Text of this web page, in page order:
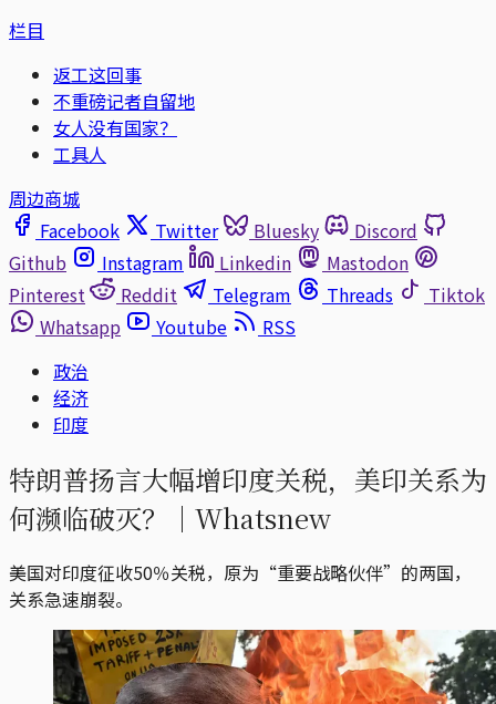
栏目
返工这回事
不重磅记者自留地
女人没有国家？
工具人
周边商城
Facebook
Twitter Bluesky
Discord
Github
Instagram Linkedin
Mastodon
Pinterest
Reddit Telegram Threads
Tiktok
Whatsapp
Youtube
RSS
政治
经济
印度
特朗普扬言大幅增印度关税，美印关系为
何濒临破灭？｜Whatsnew
美国对印度征收50％关税，原为“重要战略伙伴”的两国，
关系急速崩裂。